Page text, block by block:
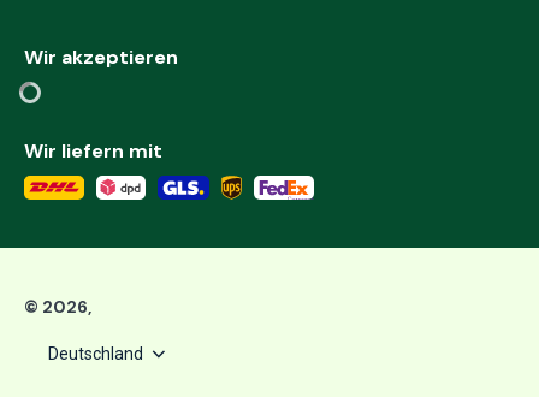
Wir akzeptieren
Wir liefern mit
© 2026,
Deutschland